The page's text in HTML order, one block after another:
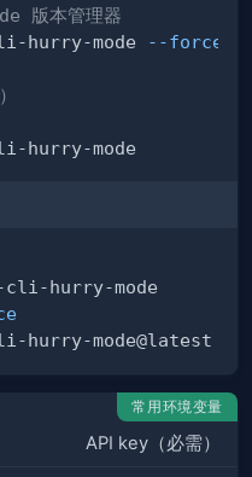
版本管理器
hurry-mode --force
常用环境变量
API key（必需）